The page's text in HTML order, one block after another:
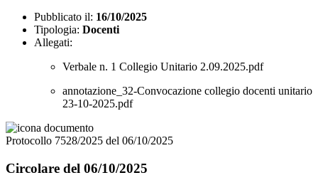
Pubblicato il: 16/10/2025
Tipologia: Docenti
Allegati:
Verbale n. 1 Collegio Unitario 2.09.2025.pdf
annotazione_32-Convocazione collegio docenti unitario
23-10-2025.pdf
Protocollo 7528/2025 del 06/10/2025
Circolare del 06/10/2025